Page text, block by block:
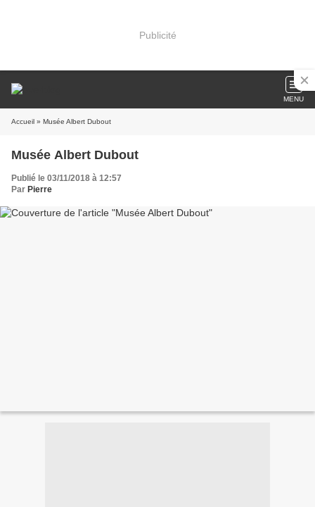
Publicité
MENU
Accueil » Musée Albert Dubout
Musée Albert Dubout
Publié le 03/11/2018 à 12:57
Par Pierre